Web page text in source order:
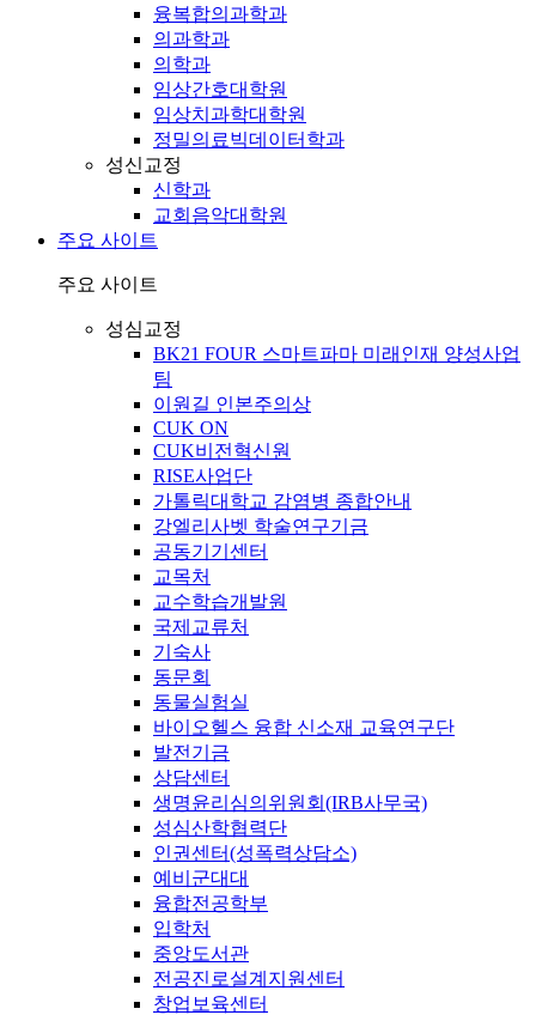
융복합의과학과
의과학과
의학과
임상간호대학원
임상치과학대학원
정밀의료빅데이터학과
성신교정
신학과
교회음악대학원
주요 사이트
주요 사이트
성심교정
BK21 FOUR 스마트파마 미래인재 양성사업
팀
이원길 인본주의상
CUK ON
CUK비전혁신원
RISE사업단
가톨릭대학교 감염병 종합안내
강엘리사벳 학술연구기금
공동기기센터
교목처
교수학습개발원
국제교류처
기숙사
동문회
동물실험실
바이오헬스 융합 신소재 교육연구단
발전기금
상담센터
생명윤리심의위원회(IRB사무국)
성심산학협력단
인권센터(성폭력상담소)
예비군대대
융합전공학부
입학처
중앙도서관
전공진로설계지원센터
창업보육센터